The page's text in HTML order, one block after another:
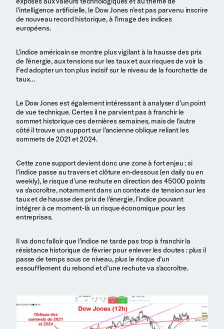
l’intelligence artificielle, le Dow Jones n’est pas parvenu inscrire
de nouveau record historique, à l’image des indices
européens.
L’indice américain se montre plus vigilant à la hausse des prix
de l’énergie, aux tensions sur les taux et aux risques de voir la
Fed adopter un ton plus incisif sur le niveau de la fourchette de
taux…
Le Dow Jones est également intéressant à analyser d’un point
de vue technique. Certes il ne parvient pas à franchir le
sommet historique ces dernières semaines, mais de l’autre
côté il trouve un support sur l’ancienne oblique reliant les
sommets de 2021 et 2024.
Cette zone support devient donc une zone à fort enjeu : si
l’indice passe au travers et clôture en-dessous (en daily ou en
weekly), le risque d’une rechute en direction des 45000 points
va s’accroître, notamment dans un contexte de tension sur les
taux et de hausse des prix de l’énergie, l’indice pouvant
intégrer à ce moment-là un risque économique pour les
entreprises.
Il va donc falloir que l’indice ne tarde pas trop à franchir la
résistance historique de février pour enlever les doutes : plus il
passe de temps sous ce niveau, plus le risque d’un
essoufflement du rebond et d’une rechute va s’accroître.